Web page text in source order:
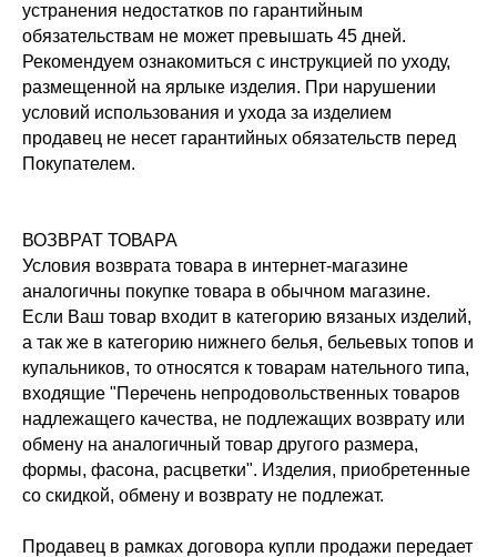
устранения недостатков по гарантийным
обязательствам не может превышать 45 дней.
Рекомендуем ознакомиться с инструкцией по уходу,
размещенной на ярлыке изделия. При нарушении
условий использования и ухода за изделием
продавец не несет гарантийных обязательств перед
Покупателем.
ВОЗВРАТ ТОВАРА
Условия возврата товара в интернет-магазине
аналогичны покупке товара в обычном магазине.
Если Ваш товар входит в категорию вязаных изделий,
а так же в категорию нижнего белья, бельевых топов и
купальников, то относятся к товарам нательного типа,
входящие "Перечень непродовольственных товаров
надлежащего качества, не подлежащих возврату или
обмену на аналогичный товар другого размера,
формы, фасона, расцветки". Изделия, приобретенные
со скидкой, обмену и возврату не подлежат.
Продавец в рамках договора купли продажи передает